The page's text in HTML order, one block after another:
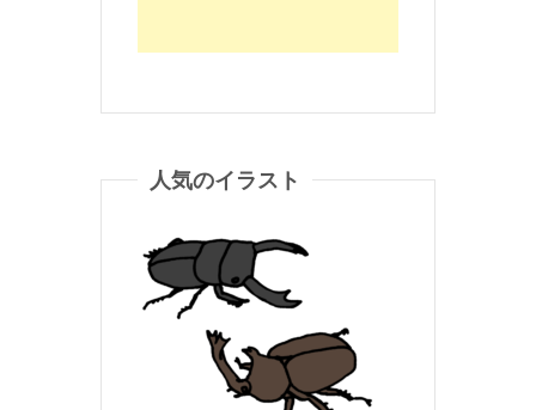
人気のイラスト